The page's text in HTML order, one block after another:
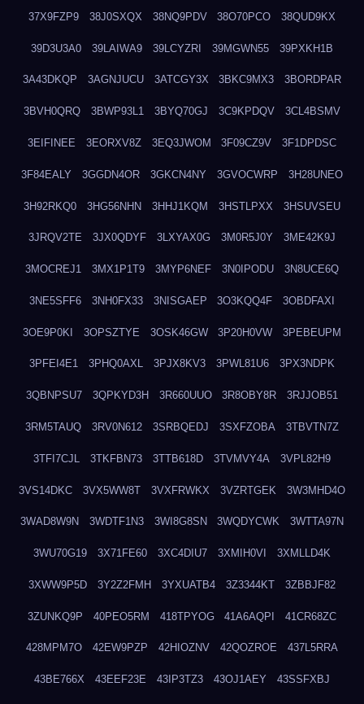
37X9FZP9 38J0SXQX 38NQ9PDV 38O70PCO 38QUD9KX
39D3U3A0 39LAIWA9 39LCYZRI 39MGWN55 39PXKH1B
3A43DKQP 3AGNJUCU 3ATCGY3X 3BKC9MX3 3BORDPAR
3BVH0QRQ 3BWP93L1 3BYQ70GJ 3C9KPDQV 3CL4BSMV
3EIFINEE 3EORXV8Z 3EQ3JWOM 3F09CZ9V 3F1DPDSC
3F84EALY 3GGDN4OR 3GKCN4NY 3GVOCWRP 3H28UNEO
3H92RKQ0 3HG56NHN 3HHJ1KQM 3HSTLPXX 3HSUVSEU
3JRQV2TE 3JX0QDYF 3LXYAX0G 3M0R5J0Y 3ME42K9J
3MOCREJ1 3MX1P1T9 3MYP6NEF 3N0IPODU 3N8UCE6Q
3NE5SFF6 3NH0FX33 3NISGAEP 3O3KQQ4F 3OBDFAXI
3OE9P0KI 3OPSZTYE 3OSK46GW 3P20H0VW 3PEBEUPM
3PFEI4E1 3PHQ0AXL 3PJX8KV3 3PWL81U6 3PX3NDPK
3QBNPSU7 3QPKYD3H 3R660UUO 3R8OBY8R 3RJJOB51
3RM5TAUQ 3RV0N612 3SRBQEDJ 3SXFZOBA 3TBVTN7Z
3TFI7CJL 3TKFBN73 3TTB618D 3TVMVY4A 3VPL82H9
3VS14DKC 3VX5WW8T 3VXFRWKX 3VZRTGEK 3W3MHD4O
3WAD8W9N 3WDTF1N3 3WI8G8SN 3WQDYCWK 3WTTA97N
3WU70G19 3X71FE60 3XC4DIU7 3XMIH0VI 3XMLLD4K
3XWW9P5D 3Y2Z2FMH 3YXUATB4 3Z3344KT 3ZBBJF82
3ZUNKQ9P 40PEO5RM 418TPYOG 41A6AQPI 41CR68ZC
428MPM7O 42EW9PZP 42HIOZNV 42QOZROE 437L5RRA
43BE766X 43EEF23E 43IP3TZ3 43OJ1AEY 43SSFXBJ